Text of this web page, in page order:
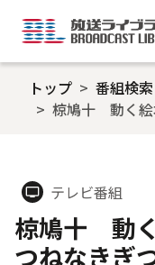
トップ
番組検索
椋鳩十 動く絵
tv テレビ番組
椋鳩十 動
つねなきぎ